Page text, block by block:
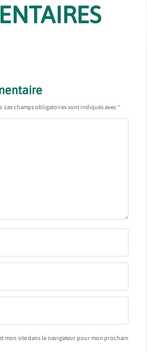
Les champs obligatoires sont indiqués avec*
mon site dans le navigateur pour mon prochain